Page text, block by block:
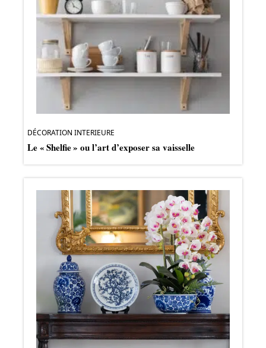
DÉCORATION INTERIEURE
Le « Shelfie » ou l’art d’exposer sa vaisselle